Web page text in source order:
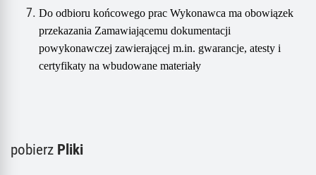
Do odbioru końcowego prac Wykonawca ma obowiązek
przekazania Zamawiającemu dokumentacji
powykonawczej zawierającej m.in. gwarancje, atesty i
certyfikaty na wbudowane materiały
pobierz Pliki